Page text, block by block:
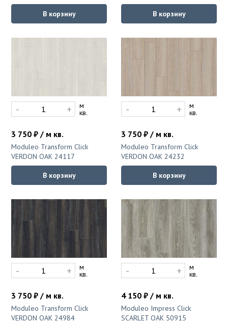
В корзину В корзину
3 750 ₽ / м кв.
Moduleo Transform Click
VERDON OAK 24117
- + м
кв.
В корзину
3 750 ₽ / м кв.
Moduleo Transform Click
VERDON OAK 24232
- + м
кв.
В корзину
3 750 ₽ / м кв.
Moduleo Transform Click
VERDON OAK 24984
- + м
кв.
4 150 ₽ / м кв.
Moduleo Impress Click
SCARLET OAK 50915
- + м
кв.